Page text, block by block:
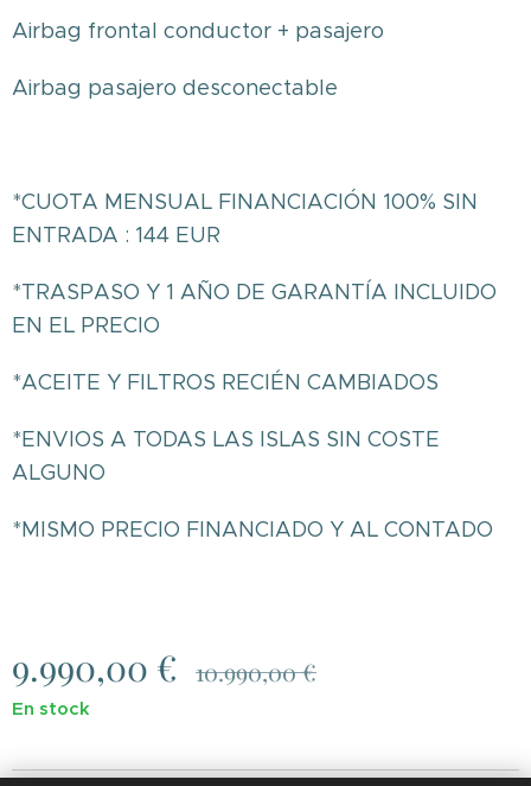
Airbag frontal conductor + pasajero
Airbag pasajero desconectable
*CUOTA MENSUAL FINANCIACIÓN 100% SIN
ENTRADA : 144 EUR
*TRASPASO Y 1 AÑO DE GARANTÍA INCLUIDO
EN EL PRECIO
*ACEITE Y FILTROS RECIÉN CAMBIADOS
*ENVIOS A TODAS LAS ISLAS SIN COSTE
ALGUNO
*MISMO PRECIO FINANCIADO Y AL CONTADO
9.990,00 € 10.990,00€
En stock